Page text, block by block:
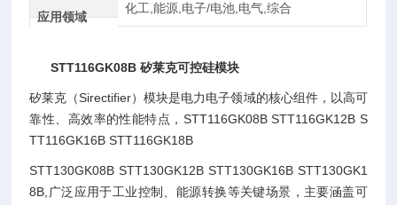
应用领域
化工,能源,电子/电池,电气,综合
STT116GK08B 矽莱克可控硅模块
矽莱克（Sirectifier）模块是电力电子领域的核心组件，以高可
靠性、高效率的性能特点，STT116GK08B STT116GK12B S
TT116GK16B STT116GK18B
STT130GK08B STT130GK12B STT130GK16B STT130GK1
8B,广泛应用于工业控制、能源转换等关键场景，主要涵盖可